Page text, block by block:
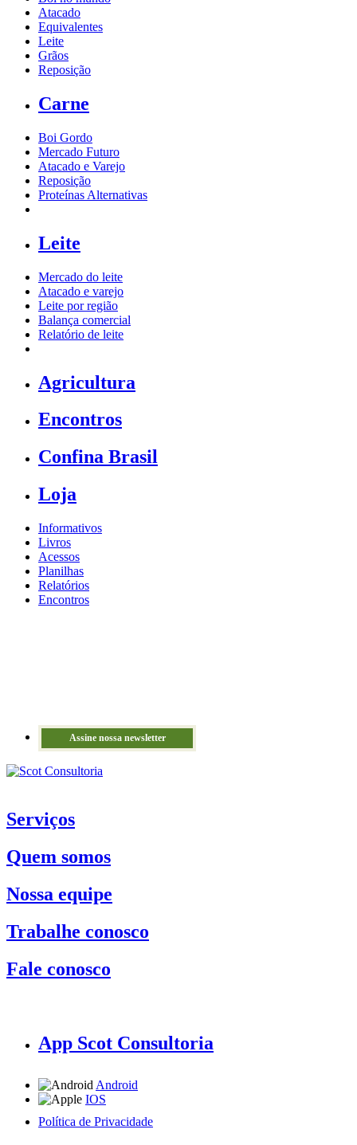
Atacado
Equivalentes
Leite
Grãos
Reposição
Carne
Boi Gordo
Mercado Futuro
Atacado e Varejo
Reposição
Proteínas Alternativas
Leite
Mercado do leite
Atacado e varejo
Leite por região
Balança comercial
Relatório de leite
Agricultura
Encontros
Confina Brasil
Loja
Informativos
Livros
Acessos
Planilhas
Relatórios
Encontros
Assine nossa newsletter
Serviços
Quem somos
Nossa equipe
Trabalhe conosco
Fale conosco
App Scot Consultoria
Android
IOS
Política de Privacidade